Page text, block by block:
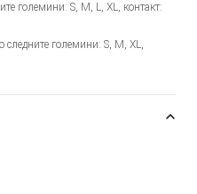
големини: S, M, L, XL, контакт:
големини: S, M, XL,